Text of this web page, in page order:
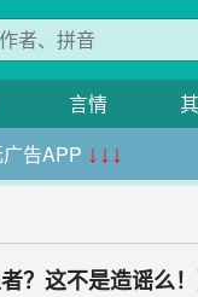
言情
告APP ↓↓↓
？这不是造谣么！